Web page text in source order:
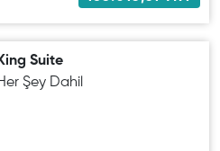
King Suite
Şey Dahil